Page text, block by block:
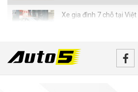
Xe gia đình 7 chỗ tại
Bán tải điện VinFast VF
mại bất ngờ xuất hiện